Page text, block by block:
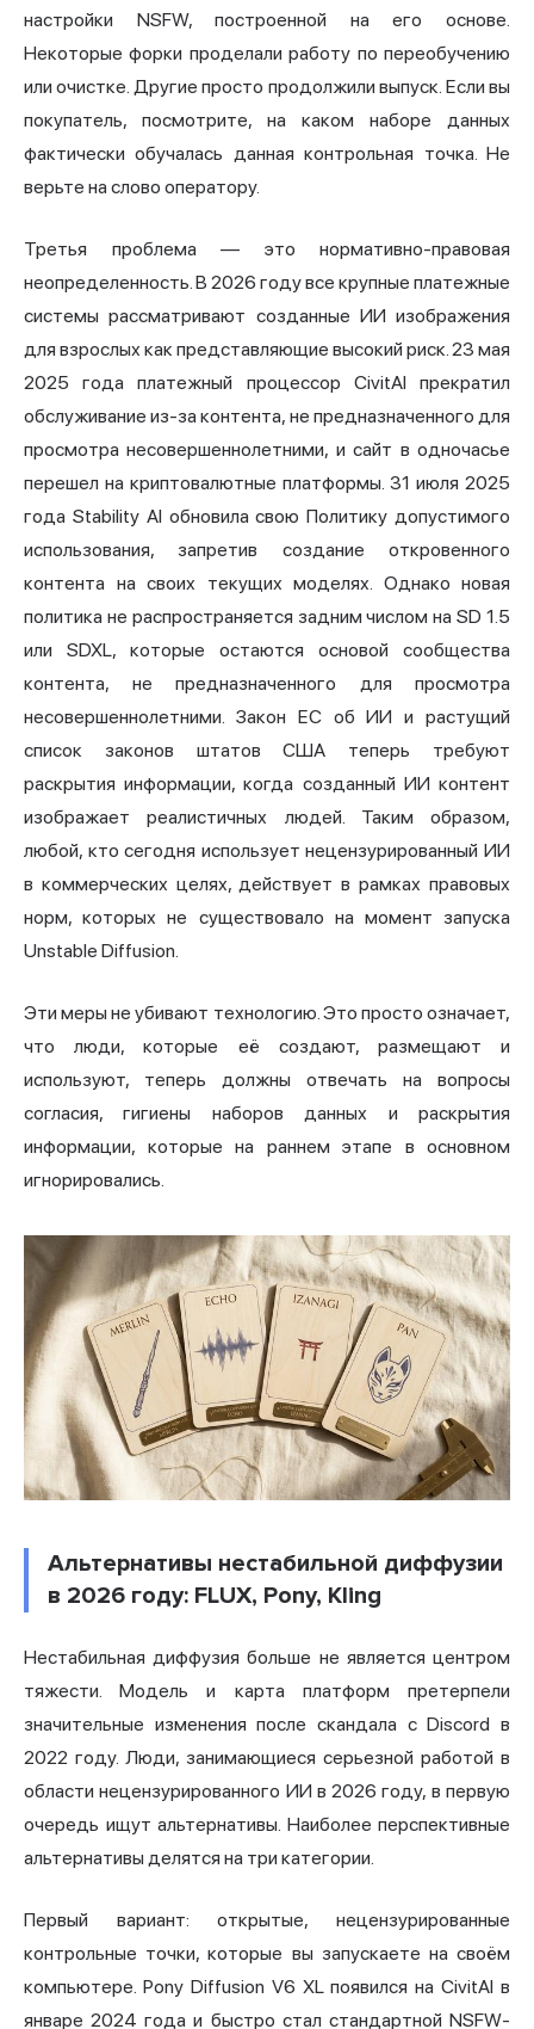
настройки NSFW, построенной на его основе.
Некоторые форки проделали работу по переобучению
или очистке. Другие просто продолжили выпуск. Если вы
покупатель, посмотрите, на каком наборе данных
фактически обучалась данная контрольная точка. Не
верьте на слово оператору.
Третья проблема — это нормативно-правовая
неопределенность. В 2026 году все крупные платежные
системы рассматривают созданные ИИ изображения
для взрослых как представляющие высокий риск. 23 мая
2025 года платежный процессор CivitAI прекратил
обслуживание из-за контента, не предназначенного для
просмотра несовершеннолетними, и сайт в одночасье
перешел на криптовалютные платформы. 31 июля 2025
года Stability AI обновила свою Политику допустимого
использования, запретив создание откровенного
контента на своих текущих моделях. Однако новая
политика не распространяется задним числом на SD 1.5
или SDXL, которые остаются основой сообщества
контента, не предназначенного для просмотра
несовершеннолетними. Закон ЕС об ИИ и растущий
список законов штатов США теперь требуют
раскрытия информации, когда созданный ИИ контент
изображает реалистичных людей. Таким образом,
любой, кто сегодня использует нецензурированный ИИ
в коммерческих целях, действует в рамках правовых
норм, которых не существовало на момент запуска
Unstable Diffusion.
Эти меры не убивают технологию. Это просто означает,
что люди, которые её создают, размещают и
используют, теперь должны отвечать на вопросы
согласия, гигиены наборов данных и раскрытия
информации, которые на раннем этапе в основном
игнорировались.
Альтернативы нестабильной диффузии
в 2026 году: FLUX, Pony, Kling
Нестабильная диффузия больше не является центром
тяжести. Модель и карта платформ претерпели
значительные изменения после скандала с Discord в
2022 году. Люди, занимающиеся серьезной работой в
области нецензурированного ИИ в 2026 году, в первую
очередь ищут альтернативы. Наиболее перспективные
альтернативы делятся на три категории.
Первый вариант: открытые, нецензурированные
контрольные точки, которые вы запускаете на своём
компьютере. Pony Diffusion V6 XL появился на CivitAI в
январе 2024 года и быстро стал стандартной NSFW-